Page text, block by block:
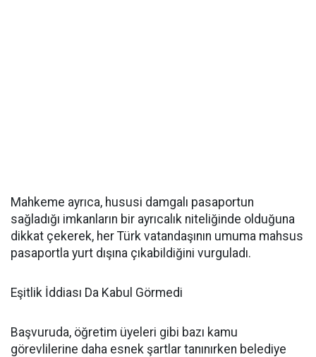
Mahkeme ayrıca, hususi damgalı pasaportun
sağladığı imkanların bir ayrıcalık niteliğinde olduğuna
dikkat çekerek, her Türk vatandaşının umuma mahsus
pasaportla yurt dışına çıkabildiğini vurguladı.
Eşitlik İddiası Da Kabul Görmedi
Başvuruda, öğretim üyeleri gibi bazı kamu
görevlilerine daha esnek şartlar tanınırken belediye